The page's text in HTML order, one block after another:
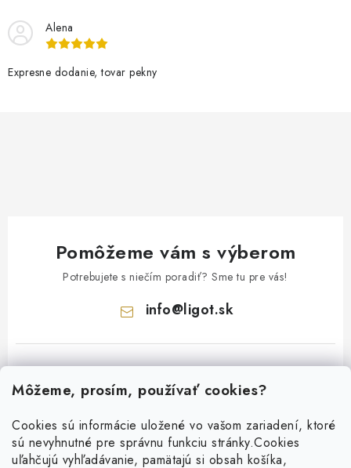
Môžeme, prosím, používať cookies?
Cookies sú informácie uložené vo vašom zariadení, ktoré
sú nevyhnutné pre správnu funkciu stránky.Cookies
uľahčujú vyhľadávanie, pamätajú si obsah košíka,
Alena
Expresne dodanie, tovar pekny
Pomôžeme vám s výberom
Potrebujete s niečím poradiť? Sme tu pre vás!
info@ligot.sk